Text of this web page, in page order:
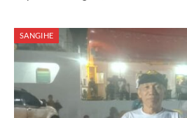
SANGIHE